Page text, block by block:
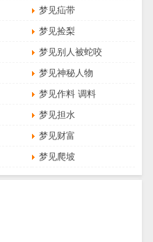
梦见疝带
梦见捡梨
梦见别人被蛇咬
梦见神秘人物
梦见作料 调料
梦见担水
梦见财富
梦见爬坡